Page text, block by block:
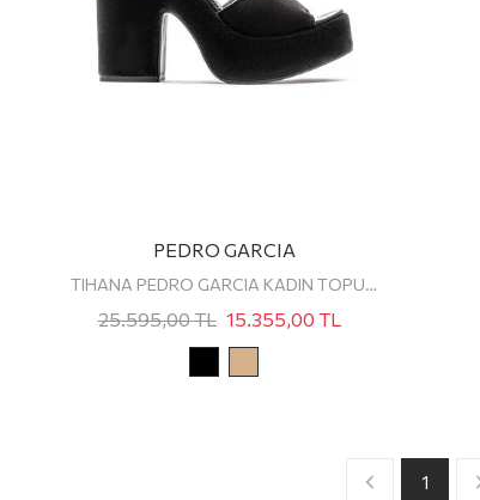
PEDRO GARCIA
TIHANA PEDRO GARCIA KADIN TOPUKLU SANDALET
25.595,00TL 15.355,00 TL
1